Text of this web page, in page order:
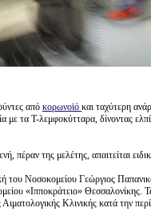
από κορωνοϊό και ταχύτερη
με τα Τ-λεμφοκύτταρα, δίνοντας
πέραν της μελέτης, απαιτείται
του Νοσοκομείου Γεώργιος
«Ιπποκράτειο» Θεσσαλονίκης.
Κλινικής κατά την